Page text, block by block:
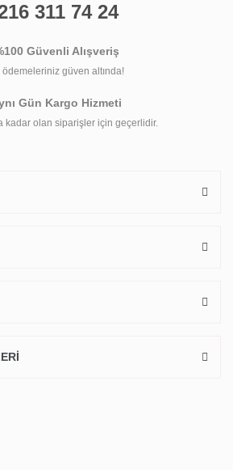
311 74 24
Güvenli Alışveriş
ödemeleriniz güven altında!
Gün Kargo Hizmeti
kadar olan siparişler için geçerlidir.